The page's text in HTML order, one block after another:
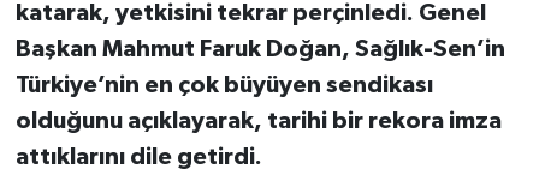
katarak, yetkisini tekrar perçinledi. Genel
Başkan Mahmut Faruk Doğan, Sağlık-Sen’in
Türkiye’nin en çok büyüyen sendikası
olduğunu açıklayarak, tarihi bir rekora imza
attıklarını dile getirdi.